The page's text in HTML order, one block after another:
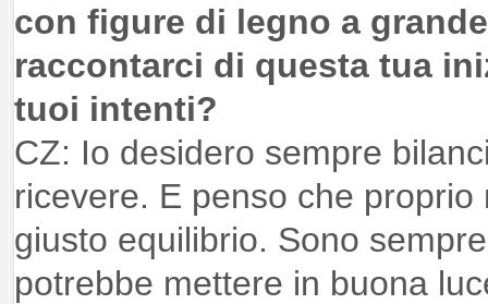
con figure di legno a
raccontarci di questa tua
tuoi intenti?
CZ: Io desidero sempre
ricevere. E penso che
giusto equilibrio. Sono
potrebbe mettere in buona